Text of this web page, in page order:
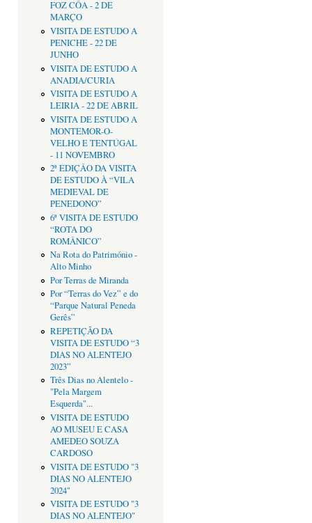
FOZ CÔA - 2 DE
MARÇO
VISITA DE ESTUDO A
PENICHE - 22 DE
JUNHO
VISITA DE ESTUDO A
ANADIA/CURIA
VISITA DE ESTUDO A
LEIRIA - 22 DE ABRIL
VISITA DE ESTUDO A
MONTEMOR-O-
VELHO E TENTÚGAL
- 11 NOVEMBRO
2ª EDIÇÂO DA VISITA
DE ESTUDO À “VILA
MEDIEVAL DE
PENEDONO”
6ª VISITA DE ESTUDO
“ROTA DO
ROMÂNICO”
Na Rota do Património -
Alto Minho
Por Terras de Miranda
Por “Terras do Vez” e do
“Parque Natural Peneda
Gerês”
REPETIÇÃO DA
VISITA DE ESTUDO “3
DIAS NO ALENTEJO
2023”
Três Dias no Alentelo -
"Pela Margem
Esquerda"...
VISITA DE ESTUDO
AO MUSEU E CASA
AMEDEO SOUZA
CARDOSO
VISITA DE ESTUDO "3
DIAS NO ALENTEJO
2024"
VISITA DE ESTUDO "3
DIAS NO ALENTEJO"